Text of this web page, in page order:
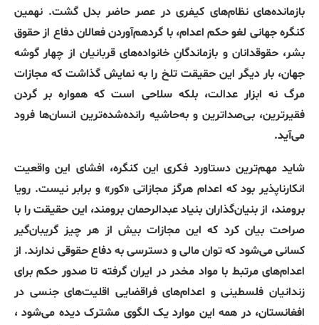
بازمانده‌های نظام‌های کیفری در عصر حاضر بدل گشت. نهمین
کنگره جهانی لغو حکم اعدام، با گردهم‌آوردن فعالان دفاع از حقوق
بشر، حقوقدانان و بازماندگانِ خانواده‌های قربانیان از چهار گوشه
جهان، بار دیگر این حقیقت تلخ را به نمایش گذاشت که مجازات
مرگ نه ابزار عدالت، بلکه سلاحی است که همواره بر گردن
فقیرترین، بی‌صداترین و به‌حاشیه‌ رانده‌شده‌ترین انسان‌ها فرود
می‌آید.
شاید مهم‌ترین دستاورد فکری این کنگره، افشای این واقعیت
انکارناپذیر بود که اعدام هرگز مجازاتی «کور» و برابر نیست. رویا
برومند، از بنیان‌گذاران بنیاد عبدالرحمان برومند، این حقیقت را با
صراحت بیان کرد که این مجازات بیش از هر چیز گریبان‌گیر
کسانی می‌شود که توان مالی و دسترسی به دفاع حقوقی ندارند. از
اعدام‌های مرتبط با مواد مخدر در ایران گرفته تا صدور حکم برای
زندانیان فلسطینی و اعدام‌های فراقضایی اقلیت‌های جنسی در
افغانستان، در همه این موارد یک الگوی مشترک دیده می‌شود ،